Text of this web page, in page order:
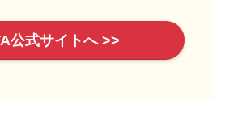
公式サイトへ >>